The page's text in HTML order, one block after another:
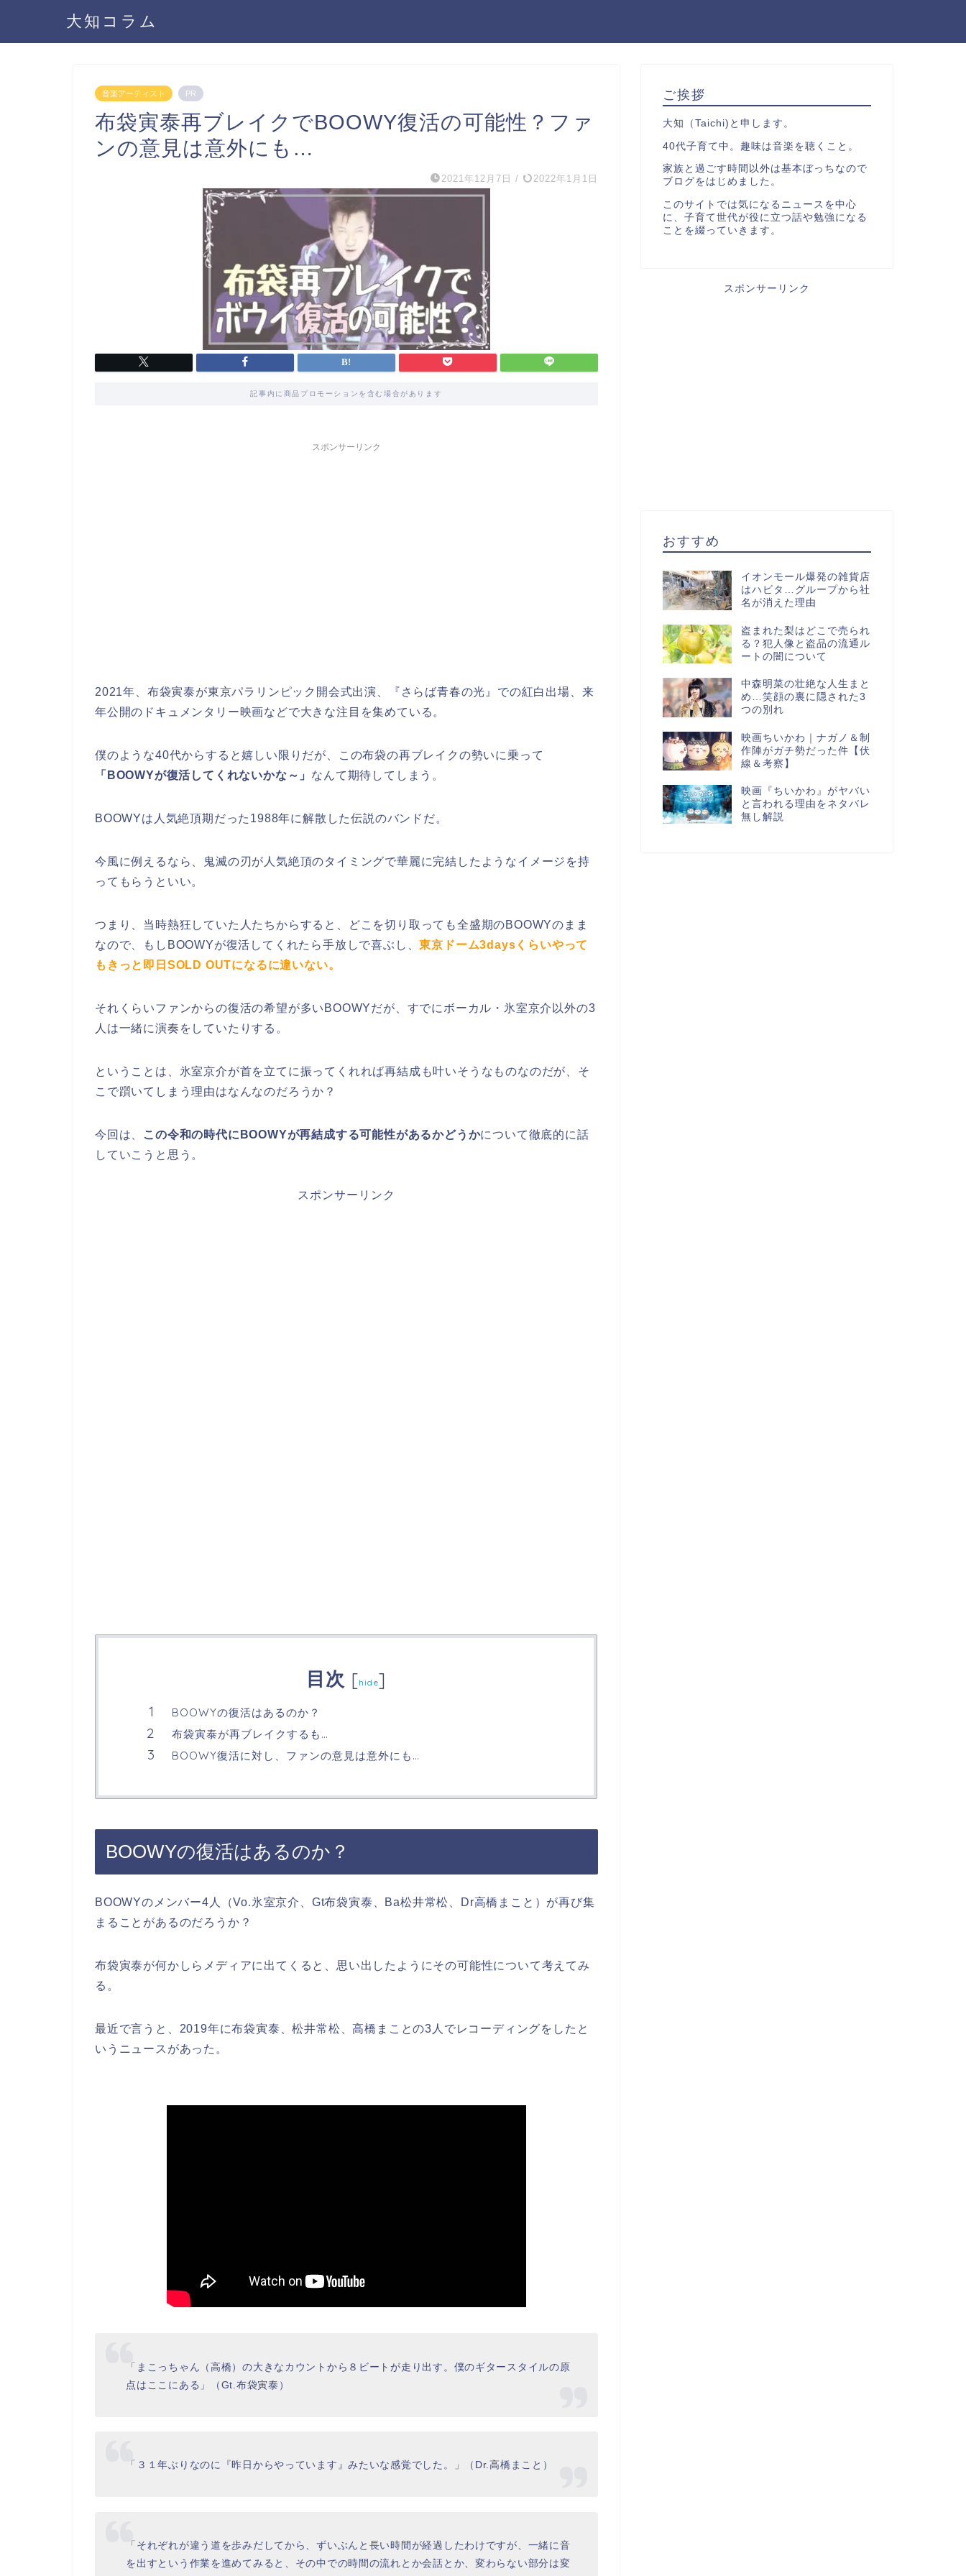
大知コラム
音楽アーティスト PR
布袋寅泰再ブレイクでBOOWY復活の可能性？ファ
ンの意見は意外にも…
2021年12月7日 / 2022年1月1日
記事内に商品プロモーションを含む場合があります
スポンサーリンク
2021年、布袋寅泰が東京パラリンピック開会式出演、『さらば青春の光』での紅白出場、来
年公開のドキュメンタリー映画などで大きな注目を集めている。
僕のような40代からすると嬉しい限りだが、この布袋の再ブレイクの勢いに乗って
「BOOWYが復活してくれないかな～」 なんて期待してしまう。
BOOWYは人気絶頂期だった1988年に解散した伝説のバンドだ。
今風に例えるなら、鬼滅の刃が人気絶頂のタイミングで華麗に完結したようなイメージを持
ってもらうといい。
つまり、当時熱狂していた人たちからすると、どこを切り取っても全盛期のBOOWYのまま
なので、もしBOOWYが復活してくれたら手放しで喜ぶし、東京ドーム3daysくらいやって
もきっと即日SOLD OUTになるに違いない。
それくらいファンからの復活の希望が多いBOOWYだが、すでにボーカル・氷室京介以外の3
人は一緒に演奏をしていたりする。
ということは、氷室京介が首を立てに振ってくれれば再結成も叶いそうなものなのだが、そ
こで躓いてしまう理由はなんなのだろうか？
今回は、 この令和の時代にBOOWYが再結成する可能性があるかどうかについて徹底的に話
していこうと思う。
スポンサーリンク
目次 [hide]
BOOWYの復活はあるのか？
布袋寅泰が再ブレイクするも…
BOOWY復活に対し、ファンの意見は意外にも…
BOOWYの復活はあるのか？
BOOWYのメンバー4人（Vo.氷室京介、Gt布袋寅泰、Ba松井常松、Dr高橋まこと）が再び集
まることがあるのだろうか？
布袋寅泰が何かしらメディアに出てくると、思い出したようにその可能性について考えてみ
る。
最近で言うと、2019年に布袋寅泰、松井常松、高橋まことの3人でレコーディングをしたと
いうニュースがあった。
「まこっちゃん（高橋）の大きなカウントから８ビートが走り出す。僕のギタースタイルの原
点はここにある」（Gt.布袋寅泰）
「３１年ぶりなのに『昨日からやっています』みたいな感覚でした。」（Dr.高橋まこと）
「それぞれが違う道を歩みだしてから、ずいぶんと長い時間が経過したわけですが、一緒に音
を出すという作業を進めてみると、その中での時間の流れとか会話とか、変わらない部分は変
ご挨拶
大知（Taichi)と申します。
40代子育て中。趣味は音楽を聴くこと。
家族と過ごす時間以外は基本ぼっちなので
ブログをはじめました。
このサイトでは気になるニュースを中心
に、子育て世代が役に立つ話や勉強になる
ことを綴っていきます。
スポンサーリンク
おすすめ
イオンモール爆発の雑貨店
はハビタ…グループから社
名が消えた理由
盗まれた梨はどこで売られ
る？犯人像と盗品の流通ル
ートの闇について
中森明菜の壮絶な人生まと
め…笑顔の裏に隠された3
つの別れ
映画ちいかわ｜ナガノ＆制
作陣がガチ勢だった件【伏
線＆考察】
映画『ちいかわ』がヤバい
と言われる理由をネタバレ
無し解説